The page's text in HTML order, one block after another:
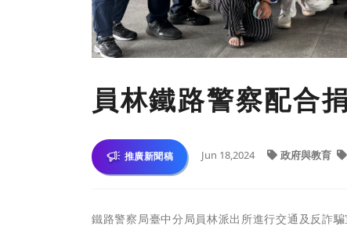
員林鐵路警察配合
推廣新聞稿 Jun 18,2024 政府與教育
鐵路警察局臺中分局員林派出所進行交通及反詐